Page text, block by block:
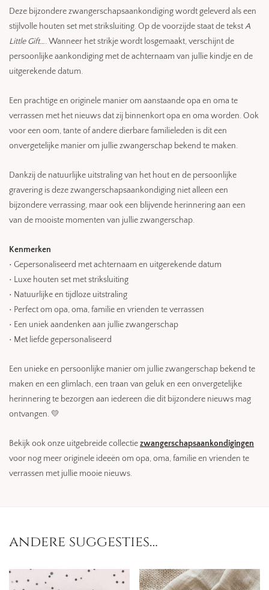
Deze bijzondere zwangerschapsaankondiging wordt geleverd als een
stijlvolle houten set met striksluiting. Op de voorzijde staat de tekstA
Little Gift…. Wanneer het strikje wordt losgemaakt, verschijnt de
persoonlijke aankondiging met de achternaam van jullie kindje en de
uitgerekende datum.
Een prachtige en originele manier om aanstaande opa en oma te
verrassen met het nieuws dat zij binnenkort opa en oma worden. Ook
voor een oom, tante of andere dierbare familieleden is dit een
onvergetelijke manier om jullie zwangerschap bekend te maken.
Dankzij de natuurlijke uitstraling van het hout en de persoonlijke
gravering is deze zwangerschapsaankondiging niet alleen een
bijzondere verrassing, maar ook een blijvende herinnering aan een
van de mooiste momenten van jullie zwangerschap.
Kenmerken
• Gepersonaliseerd met achternaam en uitgerekende datum
• Luxe houten set met striksluiting
• Natuurlijke en tijdloze uitstraling
• Perfect om opa, oma, familie en vrienden te verrassen
• Een uniek aandenken aan jullie zwangerschap
• Met liefde gepersonaliseerd
Een unieke en persoonlijke manier om jullie zwangerschap bekend te
maken en een glimlach, een traan van geluk en een onvergetelijke
herinnering te bezorgen aan iedereen die dit bijzondere nieuws mag
ontvangen. 💛
Bekijk ook onze uitgebreide collectiezwangerschapsaankondigingen
voor nog meer originele ideeën om opa, oma, familie en vrienden te
verrassen met jullie mooie nieuws.
andere suggesties…